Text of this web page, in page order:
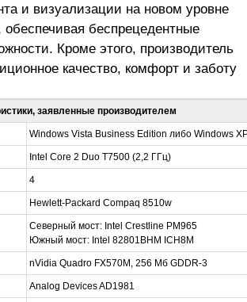
и визуализации на новом уровне
обеспечивая беспрецедентные
Кроме этого, производитель
качество, комфорт и заботу
заявленные производителем
Windows Vista Business Edition либо Windows
Intel Core 2 Duo T7500 (2,2 ГГц)
4
Hewlett-Packard Compaq 8510w
Северный мост: Intel Crestline PM965
Южный мост: Intel 82801BHM ICH8M
nVidia Quadro FX570M, 256 Мб GDDR-3
Analog Devices AD1981